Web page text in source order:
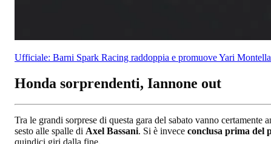
Ufficiale: Barni Spark Racing raddoppia e promuove Yari
Honda sorprendenti, Iannone out
Tra le grandi sorprese di questa gara del sabato vanno
sesto alle spalle di Axel Bassani. Si è invece conclusa prima del